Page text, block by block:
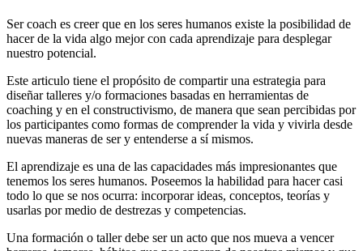
Ser coach es creer que en los seres humanos existe la posibilidad de
hacer de la vida algo mejor con cada aprendizaje para desplegar
nuestro potencial.
Este articulo tiene el propósito de compartir una estrategia para
diseñar talleres y/o formaciones basadas en herramientas de
coaching y en el constructivismo, de manera que sean percibidas por
los participantes como formas de comprender la vida y vivirla desde
nuevas maneras de ser y entenderse a sí mismos.
El aprendizaje es una de las capacidades más impresionantes que
tenemos los seres humanos. Poseemos la habilidad para hacer casi
todo lo que se nos ocurra: incorporar ideas, conceptos, teorías y
usarlas por medio de destrezas y competencias.
Una formación o taller debe ser un acto que nos mueva a vencer